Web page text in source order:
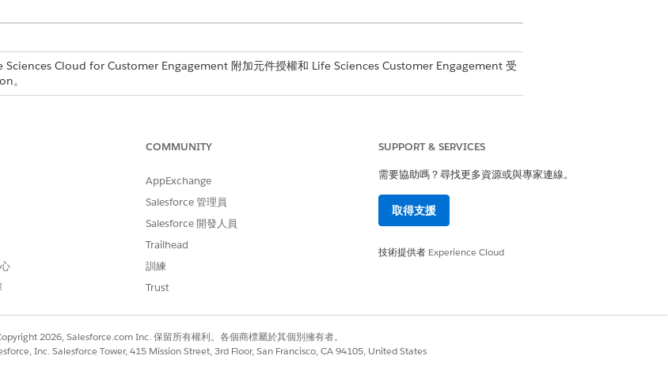
Sciences Cloud for Customer Engagement 附加元件授權和 Life Sciences Customer Engagement 受
。
記錄檢視和更新帳戶評分。
以從造訪記錄頁面追蹤和更新連結至動作計畫的策略倡議。
COMMUNITY
AppExchange
Salesforce 管理員
Salesforce 開發人員
Trailhead
訓練
Trust
SUPPORT & SERVICES
需要協助嗎？尋找更多資源或與專家連線。
取得支援
技術提供者 Experience Cloud
2026, Salesforce.com Inc. 保留所有權利。各個商標屬於其個別擁有者。
Inc. Salesforce Tower, 415 Mission Street, 3rd Floor, San Francisco, CA 94105, United States